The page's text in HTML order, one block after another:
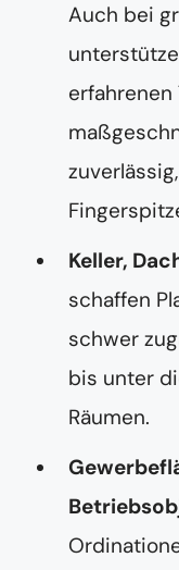
Auch bei
erfahrenen
Keller,
schaffen
schwer
bis unter
Räumen.